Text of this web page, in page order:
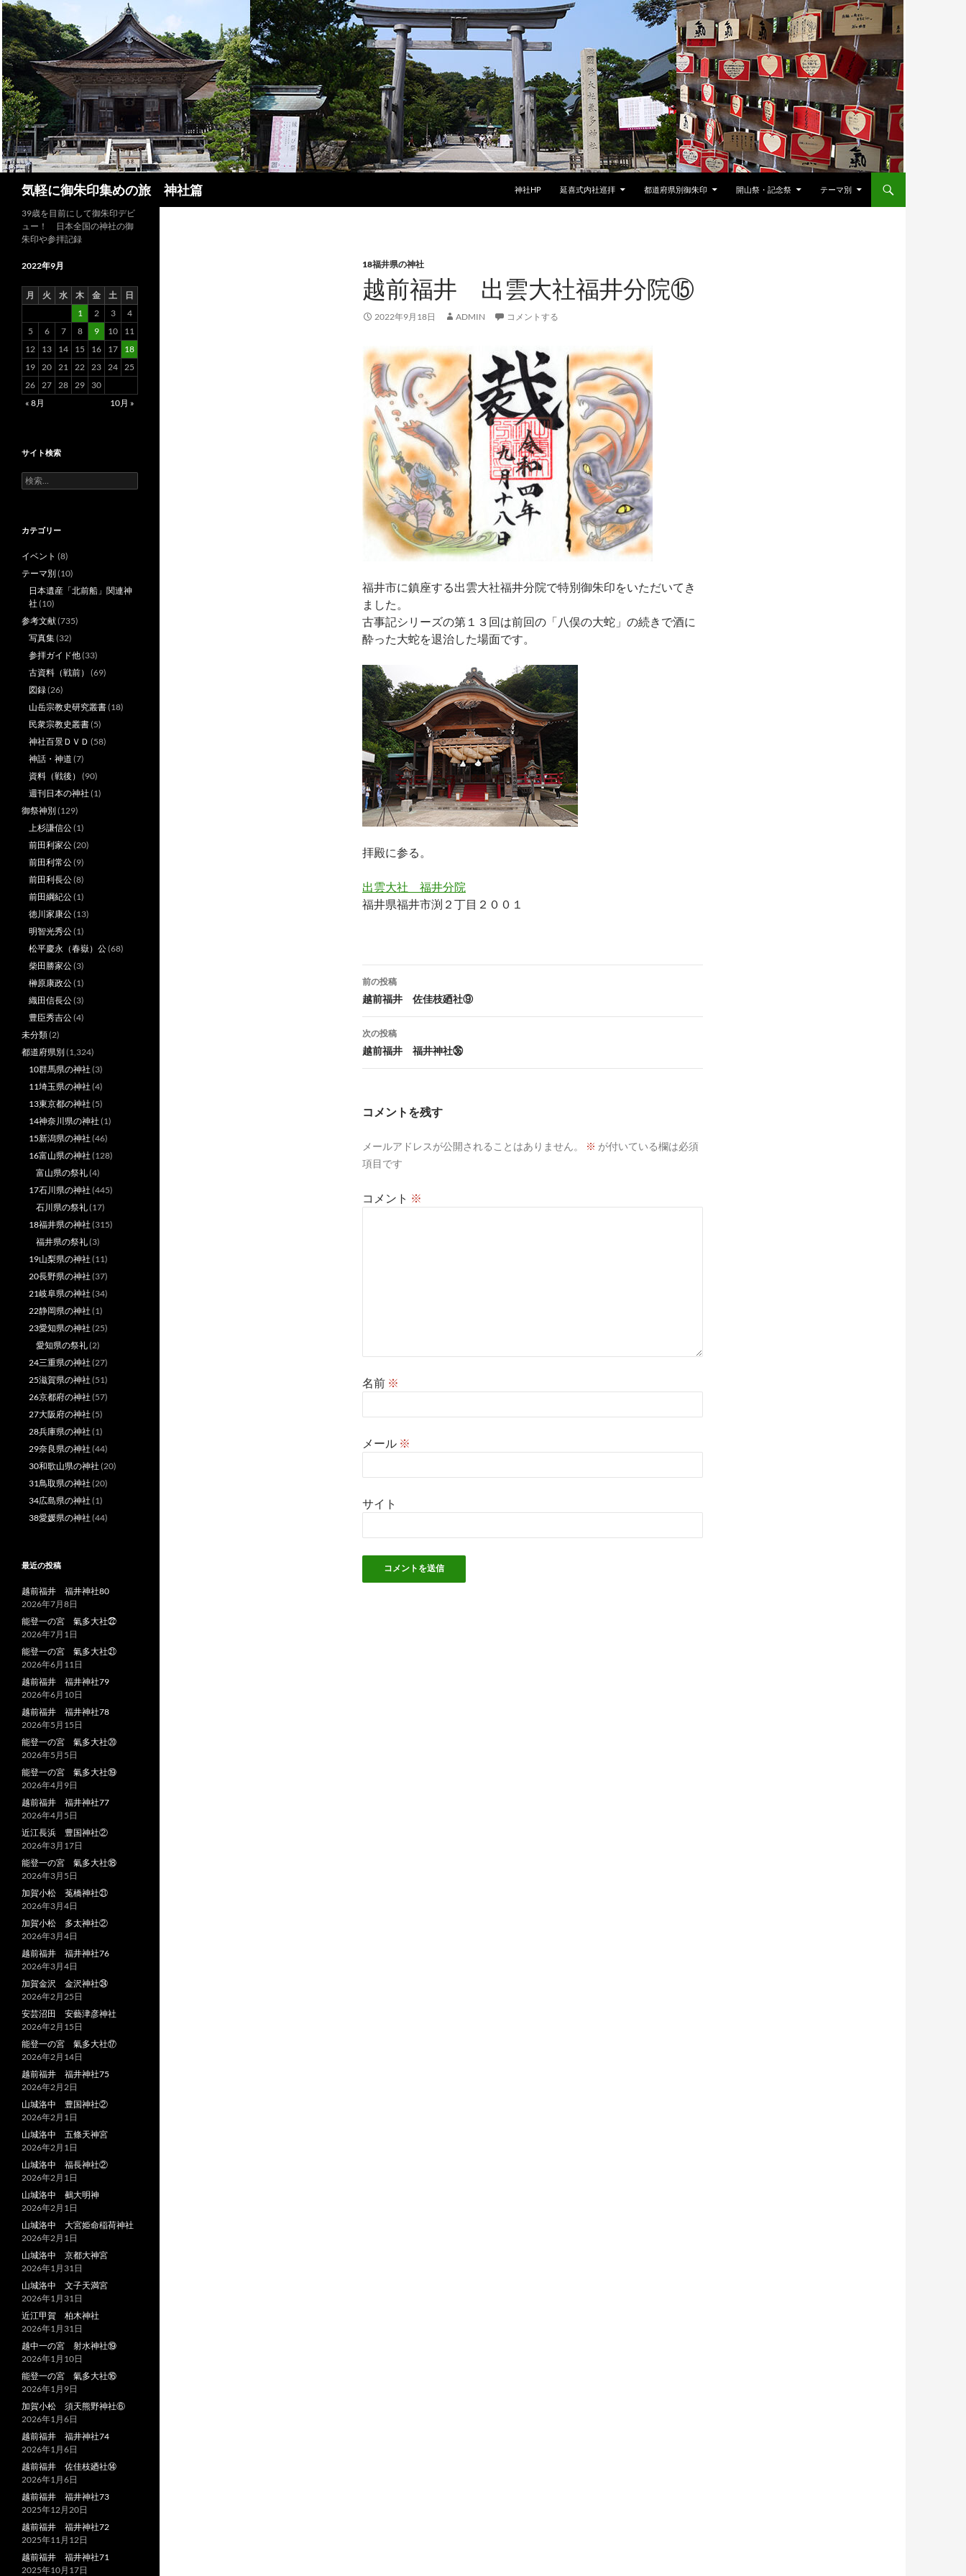
コ
ン
テ
ン
ツ
へ
ス
キ
ッ
プ
気軽に御朱印集めの旅 神社篇 神社HP 延喜式内社巡拝 都道府県別御朱印 開山祭・記念祭 テーマ別
18福井県の神社
越前福井 出雲大社福井分院⑮
2022年9月18日 ADMIN コメントする
福井市に鎮座する出雲大社福井分院で特別御朱印をいただいてき
ました。
古事記シリーズの第１３回は前回の「八俣の大蛇」の続きで酒に
酔った大蛇を退治した場面です。
拝殿に参る。
出雲大社 福井分院
福井県福井市渕２丁目２００１
投
稿
ナ
ビ
ゲ
ョ
前の投稿
越前福井 佐佳枝廼社⑨
次の投稿
越前福井 福井神社㊱
コメントを残す
メールアドレスが公開されることはありません。 ※ が付いている欄は必須
項目です
コメント ※
名前 ※
メール ※
サイト
39歳を目前にして御朱印デビ
ュー！ 日本全国の神社の御
朱印や参拝記録
2022年9月
月 火 水 木 金 土
日
1
2 3
4
5
6 7 8 9 10
11
12
13 14 15 16 17
18
19 20 21 22 23 24 25
26 27 28 29
30
« 8月
10月 »
サイト検索
検
索:
カテゴリー
イベント (8)
テーマ別 (10)
日本遺産「北前船」関連神
社 (10)
参考文献(735)
写真集(32)
参拝ガイド他(33)
古資料（戦前） (69)
図録(26)
山岳宗教史研究叢書(18)
民衆宗教史叢書(5)
神社百景ＤＶＤ (58)
神話・神道 (7)
資料（戦後） (90)
週刊日本の神社 (1)
御祭神別 (129)
上杉謙信公(1)
前田利家公(20)
前田利常公(9)
前田利長公(8)
前田綱紀公(1)
徳川家康公(13)
明智光秀公(1)
松平慶永（春嶽）公(68)
柴田勝家公(3)
榊原康政公(1)
織田信長公(3)
豊臣秀吉公(4)
未分類(2)
都道府県別 (1,324)
10群馬県の神社 (3)
11埼玉県の神社 (4)
13東京都の神社 (5)
14神奈川県の神社 (1)
15新潟県の神社 (46)
16富山県の神社 (128)
富山県の祭礼(4)
17石川県の神社 (445)
石川県の祭礼(17)
18福井県の神社 (315)
福井県の祭礼(3)
19山梨県の神社 (11)
20長野県の神社 (37)
21岐阜県の神社 (34)
22静岡県の神社 (1)
23愛知県の神社 (25)
愛知県の祭礼(2)
24三重県の神社 (27)
25滋賀県の神社 (51)
26京都府の神社 (57)
27大阪府の神社 (5)
28兵庫県の神社 (1)
29奈良県の神社 (44)
30和歌山県の神社 (20)
31鳥取県の神社 (20)
34広島県の神社 (1)
38愛媛県の神社 (44)
最近の投稿
越前福井 福井神社80
2026年7月8日
能登一の宮 氣多大社㉒
2026年7月1日
能登一の宮 氣多大社㉑
2026年6月11日
越前福井 福井神社79
2026年6月10日
越前福井 福井神社78
2026年5月15日
能登一の宮 氣多大社⑳
2026年5月5日
能登一の宮 氣多大社⑲
2026年4月9日
越前福井 福井神社77
2026年4月5日
近江長浜 豊国神社②
2026年3月17日
能登一の宮 氣多大社⑱
2026年3月5日
加賀小松 菟橋神社㉑
2026年3月4日
加賀小松 多太神社②
2026年3月4日
越前福井 福井神社76
2026年3月4日
加賀金沢 金沢神社㉔
2026年2月25日
安芸沼田 安藝津彦神社
2026年2月15日
能登一の宮 氣多大社⑰
2026年2月14日
越前福井 福井神社75
2026年2月2日
山城洛中 豊国神社②
2026年2月1日
山城洛中 五條天神宮
2026年2月1日
山城洛中 福長神社②
2026年2月1日
山城洛中 鵺大明神
2026年2月1日
山城洛中 大宮姫命稲荷神社
2026年2月1日
山城洛中 京都大神宮
2026年1月31日
山城洛中 文子天満宮
2026年1月31日
近江甲賀 柏木神社
2026年1月31日
越中一の宮 射水神社⑲
2026年1月10日
能登一の宮 氣多大社⑯
2026年1月9日
加賀小松 須天熊野神社⑥
2026年1月6日
越前福井 福井神社74
2026年1月6日
越前福井 佐佳枝廼社⑭
2026年1月6日
越前福井 福井神社73
2025年12月20日
越前福井 福井神社72
2025年11月12日
越前福井 福井神社71
2025年10月17日